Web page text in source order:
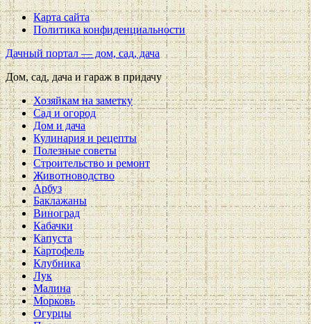
Карта сайта
Политика конфиденциальности
Дачный портал — дом, сад, дача
Дом, сад, дача и гараж в придачу
Хозяйкам на заметку
Сад и огород
Дом и дача
Кулинария и рецепты
Полезные советы
Строительство и ремонт
Животноводство
Арбуз
Баклажаны
Виноград
Кабачки
Капуста
Картофель
Клубника
Лук
Малина
Морковь
Огурцы